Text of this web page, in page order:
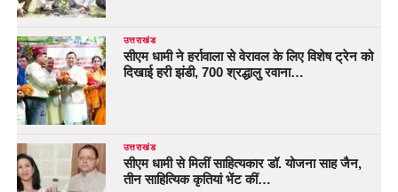
उत्तराखंड
सीएम धामी ने हर्रावाला से वेरावल के लिए विशेष ट्रेन को
दिखाई हरी झंडी, 700 श्रद्धालु रवाना…
उत्तराखंड
सीएम धामी से मिलीं साहित्यकार डॉ. योजना साह जैन,
तीन साहित्यिक कृतियां भेंट कीं…